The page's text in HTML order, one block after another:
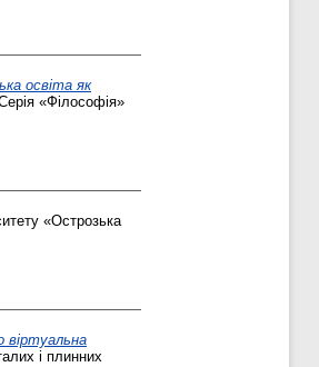
освіта як
«Філософія»
«Острозька
віртуальна
і плинних